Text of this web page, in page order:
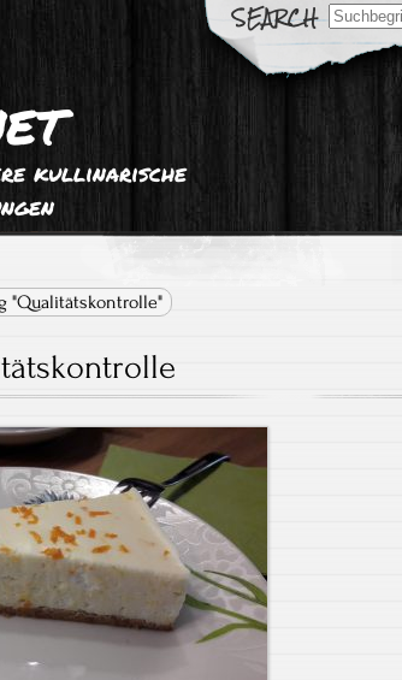
Search
for:
kullinarische
"Qualitätskontrolle"